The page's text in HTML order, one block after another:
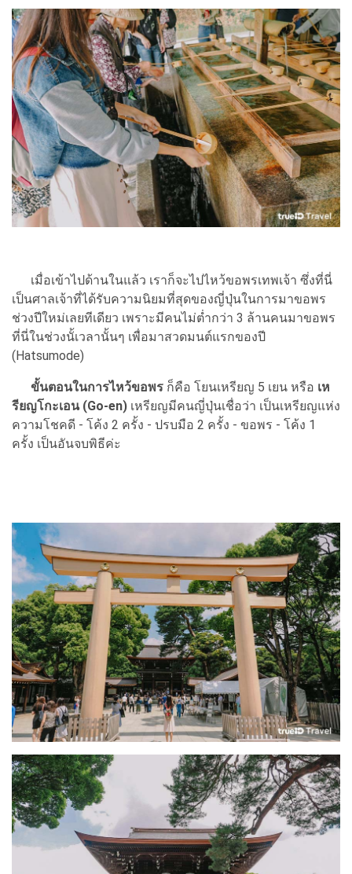
เมื่อเข้าไปด้านในแล้ว เราก็จะไปไหว้ขอพรเทพเจ้า ซึ่งที่นี่
เป็นศาลเจ้าที่ได้รับความนิยมที่สุดของญี่ปุ่นในการมาขอพร
ช่วงปีใหม่เลยทีเดียว เพราะมีคนไม่ต่ำกว่า 3 ล้านคนมาขอพร
ที่นี่ในช่วงนั้เวลานั้นๆ เพื่อมาสวดมนต์แรกของปี
(Hatsumode)
ขั้นตอนในการไหว้ขอพร ก็คือ โยนเหรียญ 5 เยน หรือ เห
รียญโกะเอน (Go-en) เหรียญมีคนญี่ปุ่นเชื่อว่า เป็นเหรียญแห่ง
ความโชคดี - โค้ง 2 ครั้ง - ปรบมือ 2 ครั้ง - ขอพร - โค้ง 1
ครั้ง เป็นอันจบพิธีค่ะ